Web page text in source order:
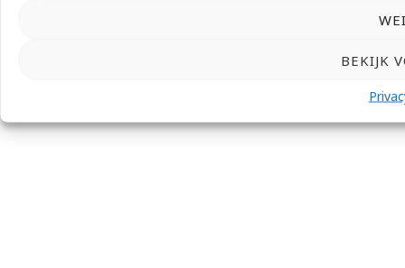
BEKIJK